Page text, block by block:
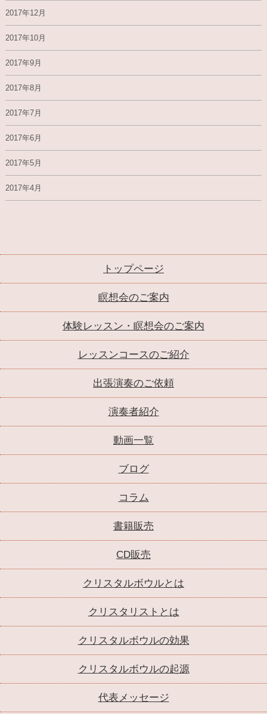
2017年12月
2017年10月
2017年9月
2017年8月
2017年7月
2017年6月
2017年5月
2017年4月
トップページ
瞑想会のご案内
体験レッスン・瞑想会のご案内
レッスンコースのご紹介
出張演奏のご依頼
演奏者紹介
動画一覧
ブログ
コラム
書籍販売
CD販売
クリスタルボウルとは
クリスタリストとは
クリスタルボウルの効果
クリスタルボウルの起源
代表メッセージ